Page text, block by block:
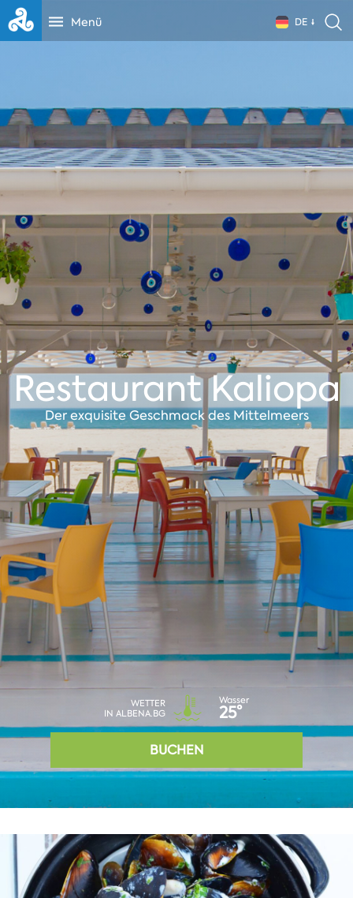
Menü DE
Restaurant Kaliopa
Der exquisite Geschmack des Mittelmeers
WETTER
IN ALBENA.BG
Wasser
25°
BUCHEN